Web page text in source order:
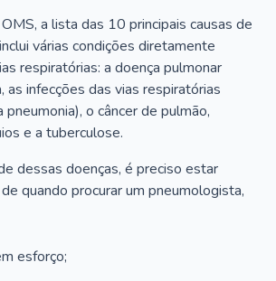
a lista das 10 principais causas de
várias condições diretamente
respiratórias: a doença pulmonar
as infecções das vias respiratórias
o câncer de pulmão,
e a tuberculose.
dessas doenças, é preciso estar
quando procurar um pneumologista,
esforço;